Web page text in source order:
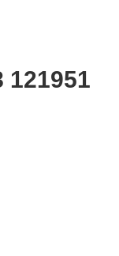
121951